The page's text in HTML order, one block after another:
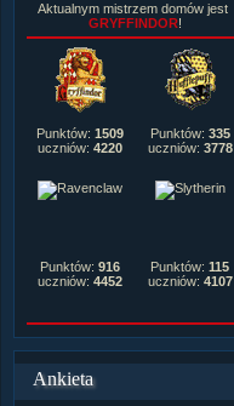
Aktualnym mistrzem domów jest
GRYFFINDOR!
Punktów: 1509
uczniów: 4220
Punktów: 335
uczniów: 3778
Punktów: 916
uczniów: 4452
Punktów: 115
uczniów: 4107
Ankieta